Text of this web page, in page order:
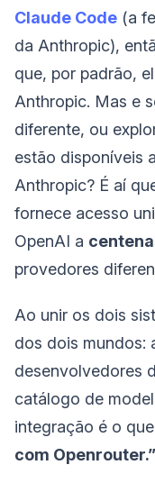
Claude Code (a
da Anthropic),
que, por padrão,
Anthropic. Mas e
diferente, ou
estão disponíveis
Anthropic? É aí
fornece acesso
OpenAI a
provedores
Ao unir os dois
dos dois mundos:
desenvolvedores
catálogo de
integração é o
com Openrouter.”